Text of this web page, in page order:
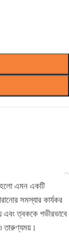
এমন একটি
সমস্যার কার্যকর
এবং ত্বককে গভীরভাবে
তারুণ্যময়।